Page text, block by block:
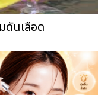
ดันเลือด